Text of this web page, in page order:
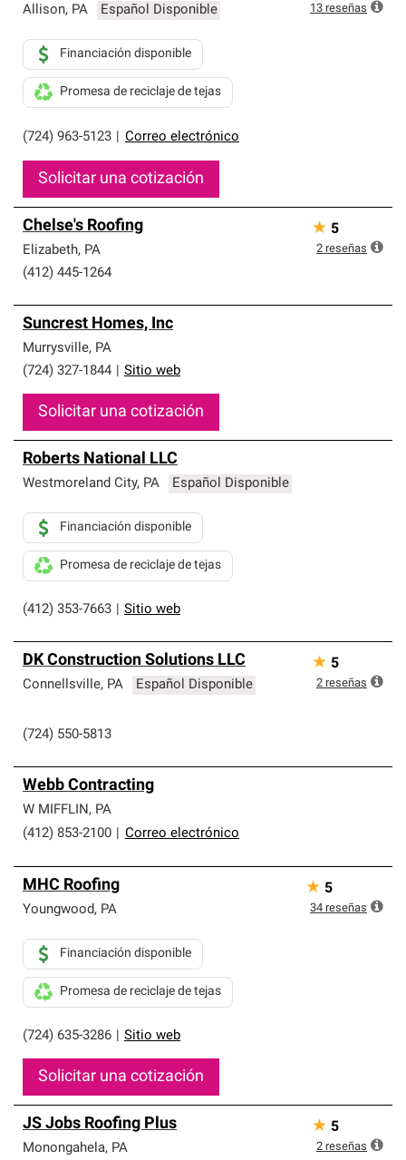
Allison, PA Español Disponible
(724) 963-5123 Correo electrónico
Financiación disponible
Promesa de reciclaje de tejas
Solicitar una cotización
13 reseñas
Chelse's Roofing
Elizabeth, PA
(412) 445-1264
★ 5
2 reseñas
Suncrest Homes, Inc
Murrysville, PA
(724) 327-1844
Sitio web
Solicitar una cotización
Roberts National LLC
Westmoreland City, PA Español Disponible
(412) 353-7663 Sitio web
Financiación disponible
Promesa de reciclaje de tejas
DK Construction Solutions LLC
Connellsville, PA Español Disponible
(724) 550-5813
★ 5
2 reseñas
Webb Contracting
W MIFFLIN, PA
(412) 853-2100
Correo electrónico
MHC Roofing
Youngwood, PA
(724) 635-3286 Sitio web
Financiación disponible
Promesa de reciclaje de tejas
Solicitar una cotización
★ 5
34 reseñas
JS Jobs Roofing Plus
Monongahela, PA
★ 5
2 reseñas